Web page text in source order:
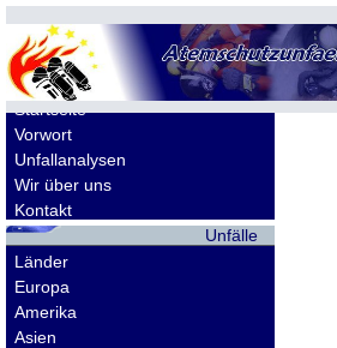
Allgemeines
Startseite
Vorwort
Unfallanalysen
Wir über uns
Kontakt
Unfälle
Länder
Europa
Amerika
Asien